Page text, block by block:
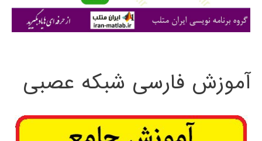
ی
آموزش فارسی شبکه عصبی